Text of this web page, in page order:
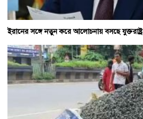
ইরানের সঙ্গে নতুন করে আলোচনায় বসছে যুক্তরাষ্ট্র